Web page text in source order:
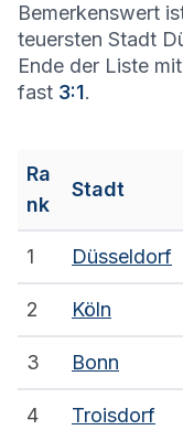
Bemerkenswert
teuersten Stadt
Ende der Liste mit
fast 3:1.
Ra
nk
Stadt
1 Düsseldorf
2 Köln
3 Bonn
4 Troisdorf